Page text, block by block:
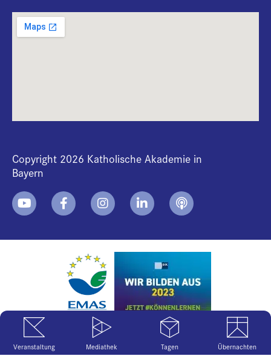
Copyright 2026 Katholische Akademie in
Bayern
Veranstaltung Mediathek Tagen Übernachten